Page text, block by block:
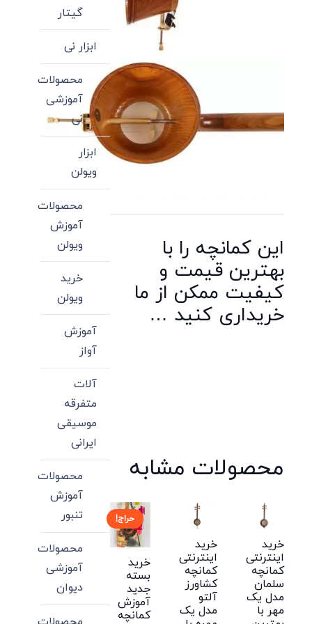
این کمانچه را با
بهترین قیمت و
کیفیت ممکن از ما
خریداری کنید …
محصولات مشابه
خرید
اینترنتی
کمانچه
سلمان
مدل یک
مهر با
خرید
اینترنتی
کمانچه
کشاورز
آلتو
مدل یک
حراج!
خرید
بسته
جدید
آموزش
کمانچه
گیتار
ابزار نی
محصولات
آموزشی
نی
ابزار
ویولن
محصولات
آموزش
ویولن
خرید
ویولن
آموزش
آواز
آلات
متفرقه
موسیقی
ایرانی
محصولات
آموزش
تنبور
محصولات
آموزشی
دیوان